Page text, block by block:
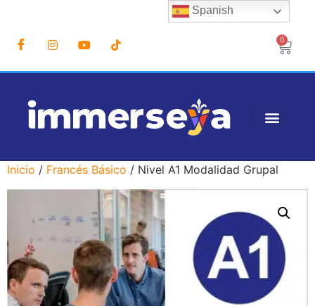
0
Inicio / Francés Básico / Nivel A1 Modalidad Grupal
Spanish